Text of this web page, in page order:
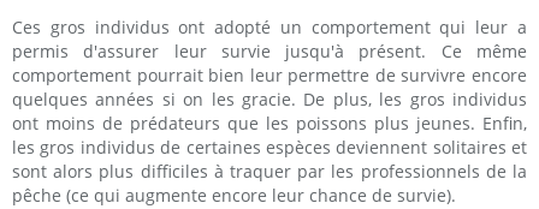
Ces gros individus ont adopté un comportement qui leur a
permis d'assurer leur survie jusqu'à présent. Ce même
comportement pourrait bien leur permettre de survivre encore
quelques années si on les gracie. De plus, les gros individus
ont moins de prédateurs que les poissons plus jeunes. Enfin,
les gros individus de certaines espèces deviennent solitaires et
sont alors plus difficiles à traquer par les professionnels de la
pêche (ce qui augmente encore leur chance de survie).